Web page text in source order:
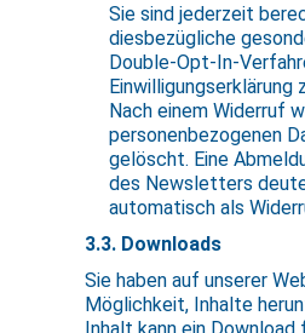
Sie sind jederzeit
diesbezügliche
Double-Opt-In-
Einwilligungserklärung
Nach einem Widerruf
personenbezogenen
gelöscht. Eine
des Newsletters
automatisch als
3.3. Downloads
Sie haben auf unserer
Möglichkeit, Inhalte